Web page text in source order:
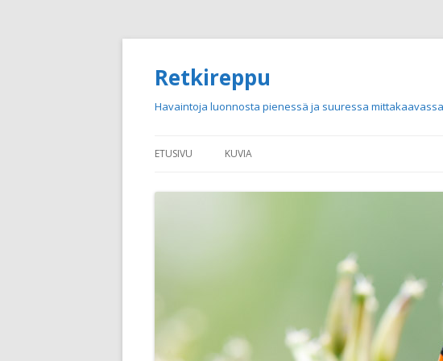
Retkireppu
Havaintoja luonnosta pienessä ja suuressa
ETUSIVU KUVIA